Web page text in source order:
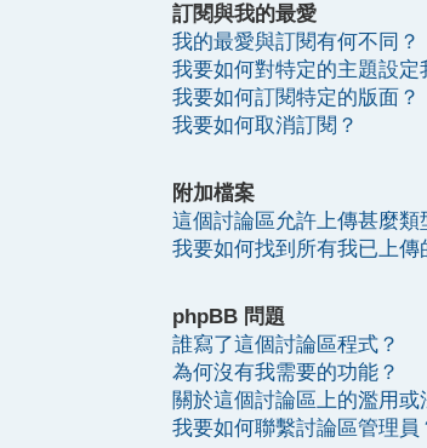
訂閱與我的最愛
我的最愛與訂閱有何不同？
我要如何對特定的主題設定
我要如何訂閱特定的版面？
我要如何取消訂閱？
附加檔案
這個討論區允許上傳甚麼類
我要如何找到所有我已上傳
phpBB 問題
誰寫了這個討論區程式？
為何沒有我需要的功能？
關於這個討論區上的濫用
我要如何聯繫討論區管理員